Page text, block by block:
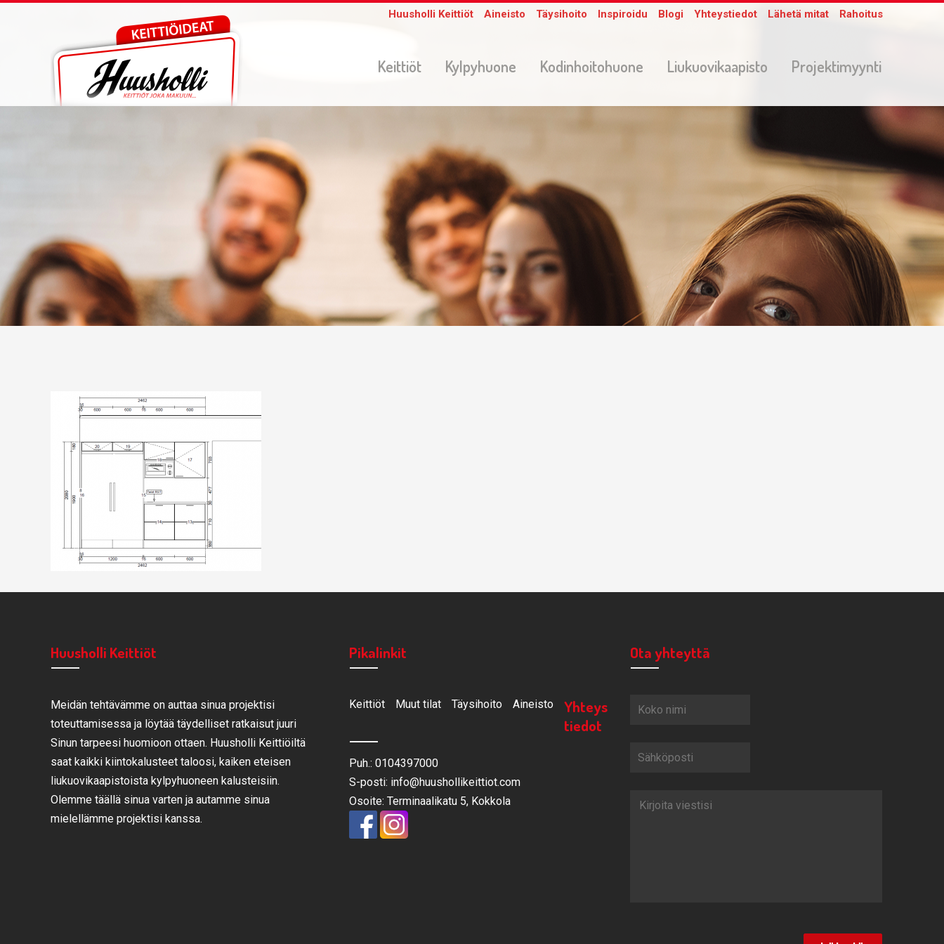
Huusholli Keittiöt Aineisto Täysihoito Inspiroidu Blogi Yhteystiedot Lähetä mitat Rahoitus
Keittiöt Kylpyhuone Kodinhoitohuone Liukuovikaapisto Projektimyynti
Huusholli Keittiöt
Meidän tehtävämme on auttaa sinua projektisi
toteuttamisessa ja löytää täydelliset ratkaisut juuri
Sinun tarpeesi huomioon ottaen. Huusholli Keittiöiltä
saat kaikki kiintokalusteet taloosi, kaiken eteisen
liukuovikaapistoista kylpyhuoneen kalusteisiin.
Olemme täällä sinua varten ja autamme sinua
mielellämme projektisi kanssa.
Pikalinkit
Keittiöt Muut tilat Täysihoito Aineisto
Yhteys
tiedot
Puh.: 0104397000
S-posti: info@huushollikeittiot.com
Osoite: Terminaalikatu 5, Kokkola
Ota yhteyttä